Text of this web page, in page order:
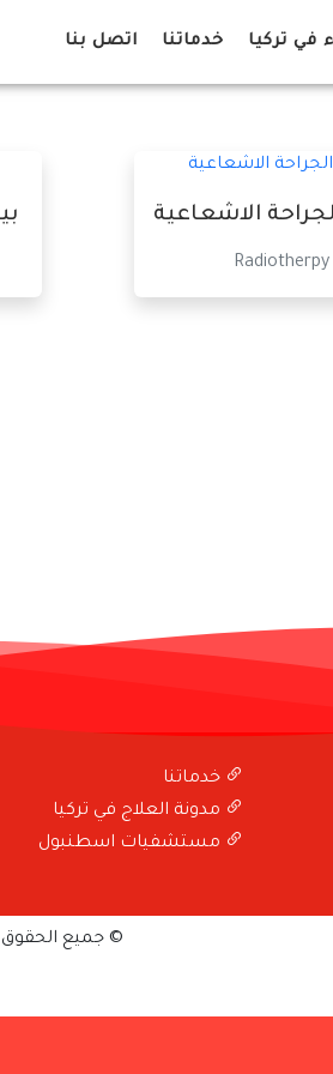
في تركيا خدماتنا اتصل بنا
الاشعاعية
خدماتنا
مدونة العلاج في تركيا
مستشفيات اسطنبول
© جميع